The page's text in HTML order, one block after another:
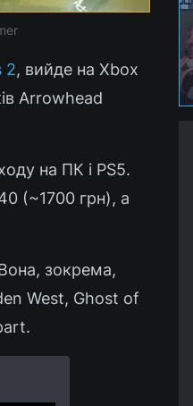
2, вийде на Xbox
Arrowhead
на ПК і PS5.
(~1700 грн), а
зокрема,
West, Ghost of